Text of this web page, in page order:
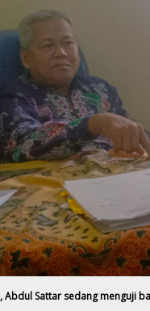
Abdul Sattar sedang menguji